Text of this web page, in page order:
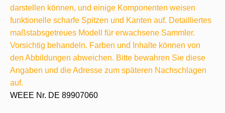
darstellen können, und einige Komponenten weisen
funktionelle scharfe Spitzen und Kanten auf. Detailliertes
maßstabsgetreues Modell für erwachsene Sammler.
Vorsichtig behandeln. Farben und Inhalte können von
den Abbildungen abweichen. Bitte bewahren Sie diese
Angaben und die Adresse zum späteren Nachschlagen
auf.
WEEE Nr. DE 89907060